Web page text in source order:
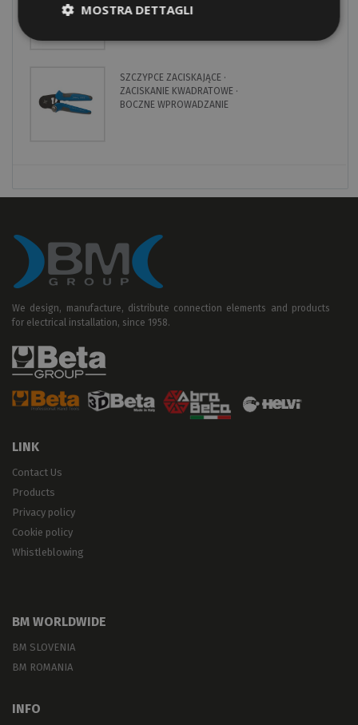
EKWIPOTENCJALNE · KOŃCOWE
SZCZYPCE ZACISKAJĄCE ·
ZACISKANIE KWADRATOWE ·
BOCZNE WPROWADZANIE
We design, manufacture, distribute connection elements and products
for electrical installation, since 1958.
LINK
Contact Us
Products
Privacy policy
Cookie policy
Whistleblowing
BM WORLDWIDE
BM SLOVENIA
BM ROMANIA
INFO
MOSTRA DETTAGLI